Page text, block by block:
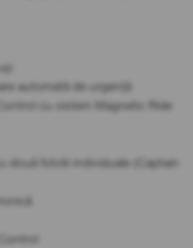
automată de urgență
cu sistem Magnetic Ride
două fotolii individuale (Captain